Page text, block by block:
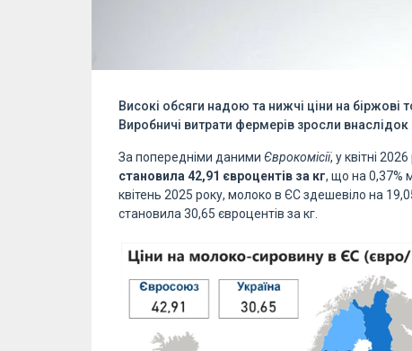
Високі обсяги надою та нижчі ціни на біржові
Виробничі витрати фермерів зросли
За попередніми даними Єврокомісії, у квітні
становила 42,91 євроцентів за кг, що на 0,37%
квітень 2025 року, молоко в ЄС здешевіло на
становила 30,65 євроцентів за кг.